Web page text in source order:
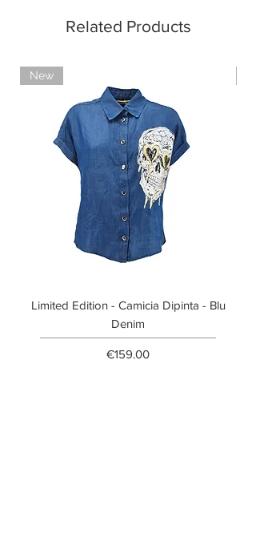
Related Products
New
Limited Edition - Camicia Dipinta - Blu
Denim
Price
€159.00